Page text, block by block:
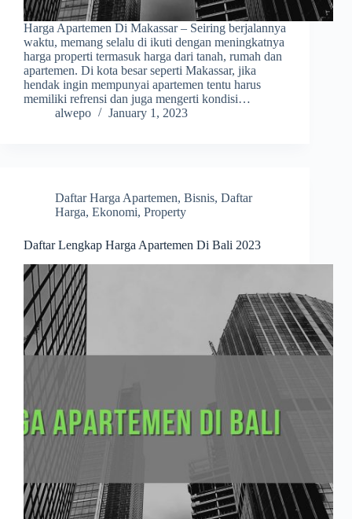
Harga Apartemen Di Makassar – Seiring berjalannya
waktu, memang selalu di ikuti dengan meningkatnya
harga properti termasuk harga dari tanah, rumah dan
apartemen. Di kota besar seperti Makassar, jika
hendak ingin mempunyai apartemen tentu harus
memiliki refrensi dan juga mengerti kondisi…
alwepo
January 1, 2023
Daftar Harga Apartemen, Bisnis, Daftar
Harga, Ekonomi, Property
Daftar Lengkap Harga Apartemen Di Bali 2023